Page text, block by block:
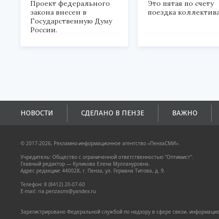
Проект федерального
закона внесен в
Государственную Думу
России.
Это пятая по счету
поездка
НОВОСТИ СДЕЛАНО В ПЕНЗЕ ВАЖНО
© 2017-2026, Рекламно-информационное агентство «ПензаСМИ».
Учредитель: Общество с ограниченной ответственностью "Оптимист".
Главный редактор — Куликова Елена Муллануровна.
Адрес редакции: 440028, г. Пенза, ул. Германа Титова, д. 9.
Телефон: 8 (8412) 20-07-60
E-mail: ria.penzasmi@yandex.ru
Зарегистрировано Федеральной службой по надзору в сфере связи,